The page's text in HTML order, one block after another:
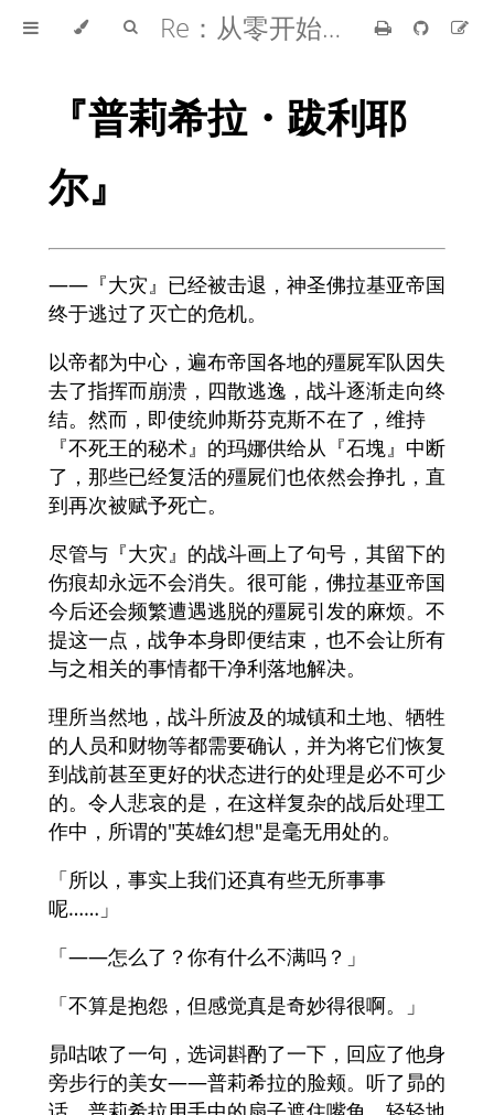
Re：从零开始的异世界生活
『普莉希拉・跋利耶
尔』
――『大灾』已经被击退，神圣佛拉基亚帝国
终于逃过了灭亡的危机。
以帝都为中心，遍布帝国各地的殭屍军队因失
去了指挥而崩溃，四散逃逸，战斗逐渐走向终
结。然而，即使统帅斯芬克斯不在了，维持
『不死王的秘术』的玛娜供给从『石塊』中断
了，那些已经复活的殭屍们也依然会挣扎，直
到再次被赋予死亡。
尽管与『大灾』的战斗画上了句号，其留下的
伤痕却永远不会消失。很可能，佛拉基亚帝国
今后还会频繁遭遇逃脱的殭屍引发的麻烦。不
提这一点，战争本身即便结束，也不会让所有
与之相关的事情都干净利落地解决。
理所当然地，战斗所波及的城镇和土地、牺牲
的人员和财物等都需要确认，并为将它们恢复
到战前甚至更好的状态进行的处理是必不可少
的。令人悲哀的是，在这样复杂的战后处理工
作中，所谓的"英雄幻想"是毫无用处的。
「所以，事实上我们还真有些无所事事
呢……」
「――怎么了？你有什么不满吗？」
「不算是抱怨，但感觉真是奇妙得很啊。」
昴咕哝了一句，选词斟酌了一下，回应了他身
旁步行的美女——普莉希拉的脸颊。听了昴的